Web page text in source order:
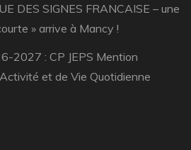
DES SIGNES FRANCAISE – une
» arrive à Mancy !
2027 : CP JEPS Mention
et de Vie Quotidienne